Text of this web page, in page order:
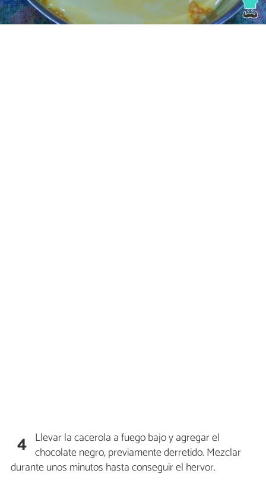
4 Llevar la cacerola a fuego bajo y agregar el
chocolate negro, previamente derretido. Mezclar
durante unos minutos hasta conseguir el hervor.